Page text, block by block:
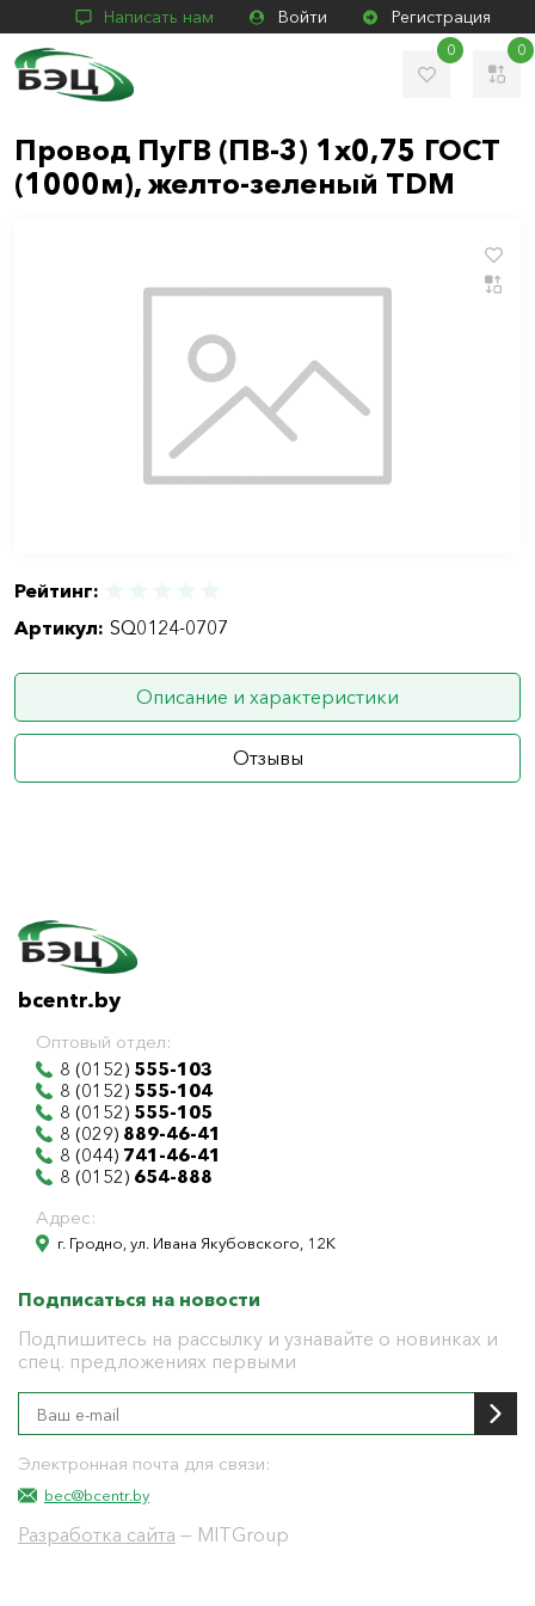
Написать нам Войти Регистрация
0 0
Провод ПуГВ (ПВ-3) 1х0,75 ГОСТ
(1000м), желто-зеленый TDM
Рейтинг:
Артикул: SQ0124-0707
Описание и характеристики
Отзывы
bcentr.by
Оптовый отдел:
8 (0152) 555-103
8 (0152) 555-104
8 (0152) 555-105
8 (029) 889-46-41
8 (044) 741-46-41
8 (0152) 654-888
Адрес:
г. Гродно, ул. Ивана Якубовского, 12К
Подписаться на новости
Подпишитесь на рассылку и узнавайте о новинках и
спец. предложениях первыми
Электронная почта для связи:
bec@bcentr.by
Разработка сайта — MITGroup